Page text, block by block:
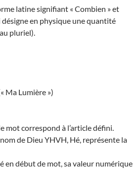
latine signifiant « Combien » et
en physique une quantité
pluriel).
Ma Lumière »)
mot correspond à l’article défini.
de Dieu YHVH, Hé, représente la
en début de mot, sa valeur numérique